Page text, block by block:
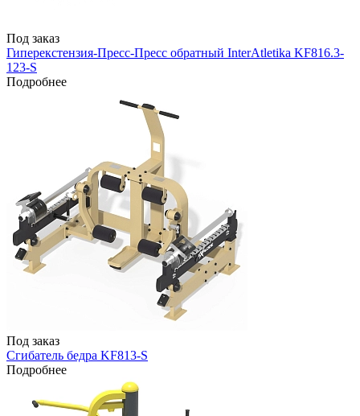
Под заказ
Гиперекстензия-Пресс-Пресс обратный InterAtletika KF816.3-
123-S
Подробнее
Под заказ
Сгибатель бедра KF813-S
Подробнее